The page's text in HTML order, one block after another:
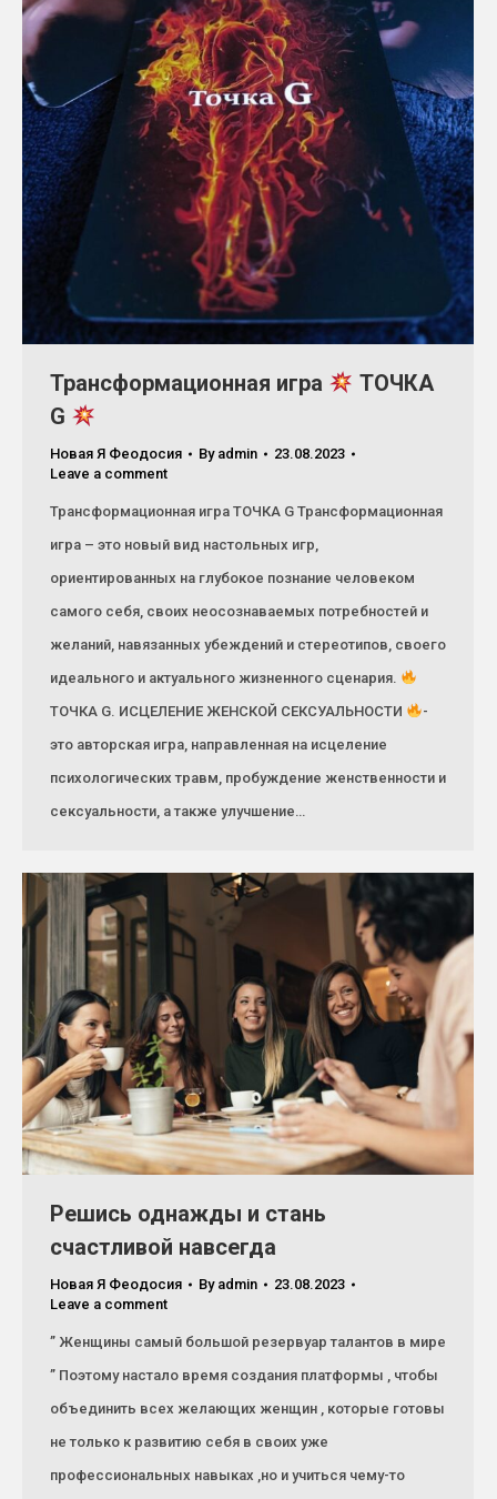
Трансформационная игра
ТОЧКА
G
Новая Я Феодосия By admin
23.08.2023
Leave a comment
Трансформационная игра ТОЧКА G Трансформационная
игра – это новый вид настольных игр,
ориентированных на глубокое познание человеком
самого себя, своих неосознаваемых потребностей и
желаний, навязанных убеждений и стереотипов, своего
идеального и актуального жизненного сценария.
ТОЧКА G. ИСЦЕЛЕНИЕ ЖЕНСКОЙ СЕКСУАЛЬНОСТИ
-
это авторская игра, направленная на исцеление
психологических травм, пробуждение женственности и
сексуальности, а также улучшение…
Решись однажды и стань
счастливой навсегда
Новая Я Феодосия By admin
23.08.2023
Leave a comment
” Женщины самый большой резервуар талантов в мире
” Поэтому настало время создания платформы , чтобы
объединить всех желающих женщин , которые готовы
не только к развитию себя в своих уже
профессиональных навыках ,но и учиться чему-то